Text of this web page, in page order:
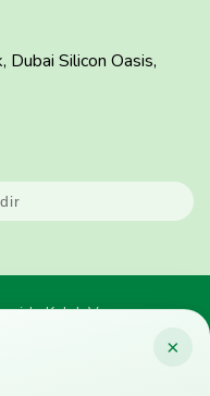
×
Silicon Oasis,
Kulak Ver